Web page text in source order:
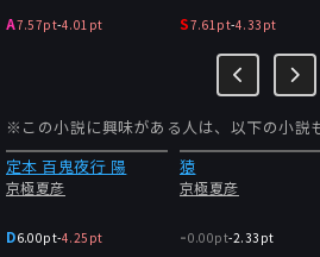
A7.57pt-4.01pt S7.61pt-4.33pt
※この小説に興味がある人は、以下の小説
定本 百鬼夜行 陽
京極夏彦
D6.00pt-4.25pt
猿
京極夏彦
-0.00pt-2.33pt